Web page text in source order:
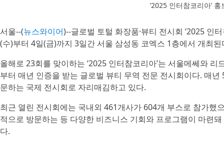
‘2025 인터참코리아’
서울--(뉴스와이어)--글로벌 토털 화장품·뷰티 전시회 ‘2025 인
(수)부터 4일(금)까지 3일간 서울 삼성동 코엑스 1층에서 개최된
올해로 23회를 맞이하는 ‘2025 인터참코리아’는 서울메쎄와
부터 매년 인증을 받는 글로벌 뷰티 무역 전문 전시회이다. 매
문하는 국제 전시회로 자리매김하고 있다.
최근 열린 전시회에는 국내외 461개사가 604개 부스로 참가했
적으로 방문하는 등 다양한 비즈니스 기회와 프로그램이 마련
다.